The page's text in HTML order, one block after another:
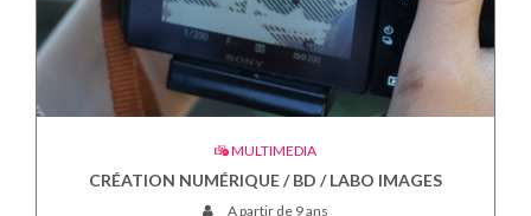
MULTIMEDIA
CRÉATION NUMÉRIQUE / BD / LABO IMAGES
A partir de 9 ans